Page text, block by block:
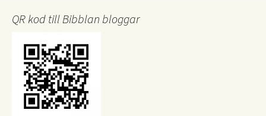
QR kod till Bibblan bloggar